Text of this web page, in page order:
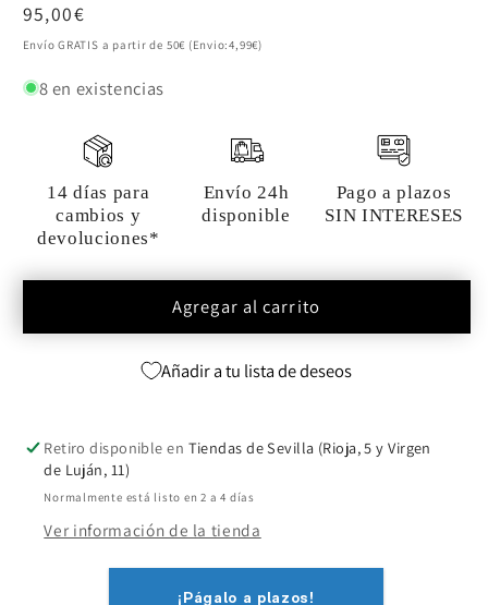
Precio
habitual
95,00€
Envío GRATIS a partir de 50€ (Envio:4,99€)
8 en existencias
14 días para
cambios y
devoluciones*
Envío 24h
disponible
Pago a plazos
SIN INTERESES
Agregar al carrito
Añadir a tu lista de deseos
Retiro disponible en Tiendas de Sevilla (Rioja, 5 y Virgen
de Luján, 11)
Normalmente está listo en 2 a 4 días
Ver información de la tienda